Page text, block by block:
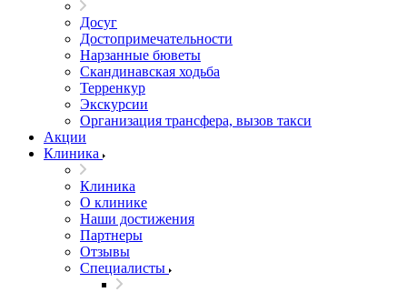
Досуг
Достопримечательности
Нарзанные бюветы
Скандинавская ходьба
Терренкур
Экскурсии
Организация трансфера, вызов такси
Акции
Клиника
Клиника
О клинике
Наши достижения
Партнеры
Отзывы
Специалисты